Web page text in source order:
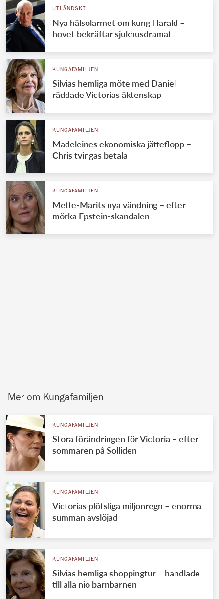
UTLÄNDSKT
Nya hälsolarmet om kung Harald –
hovet bekräftar sjukhusdramat
KUNGAFAMILJEN
Silvias hemliga möte med Daniel
räddade Victorias äktenskap
KUNGAFAMILJEN
Madeleines ekonomiska jätteflopp –
Chris tvingas betala
KUNGAFAMILJEN
Mette-Marits nya vändning – efter
mörka Epstein-skandalen
Mer om Kungafamiljen
KUNGAFAMILJEN
Stora förändringen för Victoria – efter
sommaren på Solliden
KUNGAFAMILJEN
Victorias plötsliga miljonregn – enorma
summan avslöjad
KUNGAFAMILJEN
Silvias hemliga shoppingtur – handlade
till alla nio barnbarnen